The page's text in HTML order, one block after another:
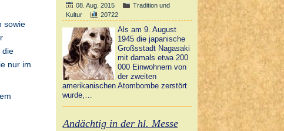
sowie
die
nur im
08. Aug. 2015
Tradition und
Kultur
20722
Als am 9. August
1945 die japanische
Großsstadt Nagasaki
mit damals etwa 200
000 Einwohnern von
der zweiten
amerikanischen Atombombe zerstört
wurde,…
Andächtig in der hl. Messe